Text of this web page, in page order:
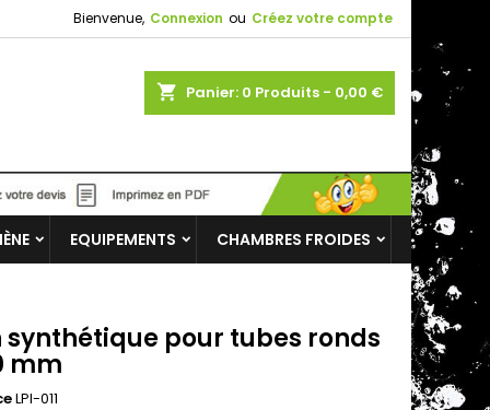
Bienvenue, Connexion ou Créez votre compte
shopping_cart Panier: 0 Produits - 0,00 €
EQUIPEMENTS CHAMBRES FROIDES
synthétique pour tubes ronds
mm
LPI-011